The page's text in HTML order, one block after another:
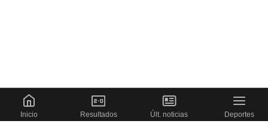
Inicio Resultados Últ. noticias Deportes